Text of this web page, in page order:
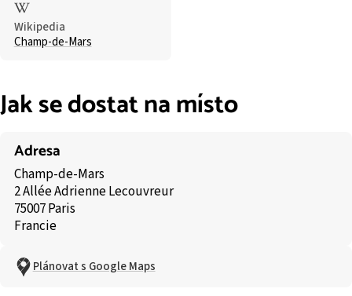
Wikipedia
Champ-de-Mars
Jak se dostat na místo
Adresa
Champ-de-Mars
2 Allée Adrienne Lecouvreur
75007 Paris
Francie
Plánovat s Google Maps